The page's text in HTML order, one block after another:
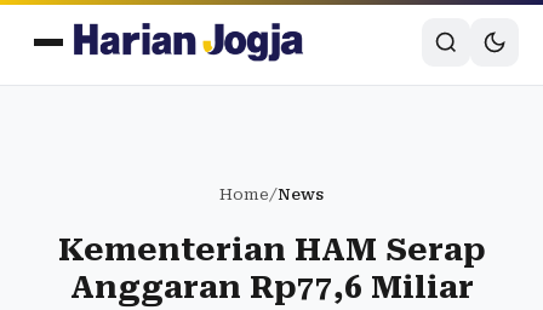
Home/News
Kementerian HAM Serap
Anggaran Rp77,6 Miliar